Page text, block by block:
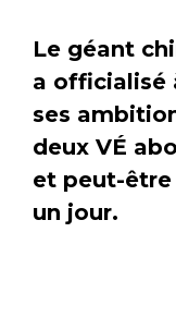
Le géant
a officialisé
ses
deux VÉ
et peut-être
un jour.